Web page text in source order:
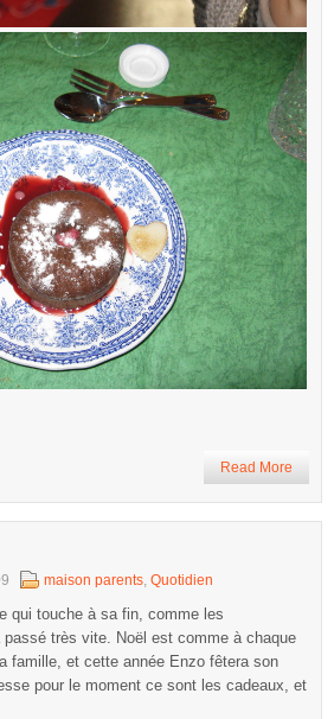
Read More
maison parents, Quotidien
qui touche à sa fin, comme les
très vite. Noël est comme à chaque
famille, et cette année Enzo fêtera son
pour le moment ce sont les cadeaux, et